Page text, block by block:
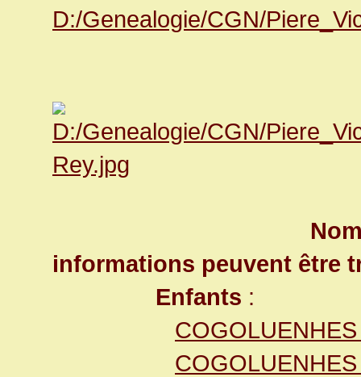
D:/Genealogie/CGN/
informations peuvent être
Enfants :